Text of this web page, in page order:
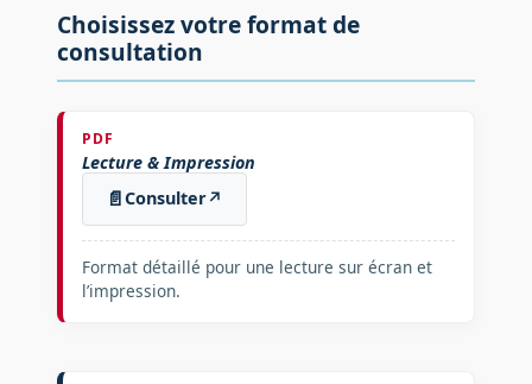
Choisissez votre format de
consultation
PDF
Lecture & Impression
📄Consulter↗
Format détaillé pour une lecture sur écran et
l’impression.